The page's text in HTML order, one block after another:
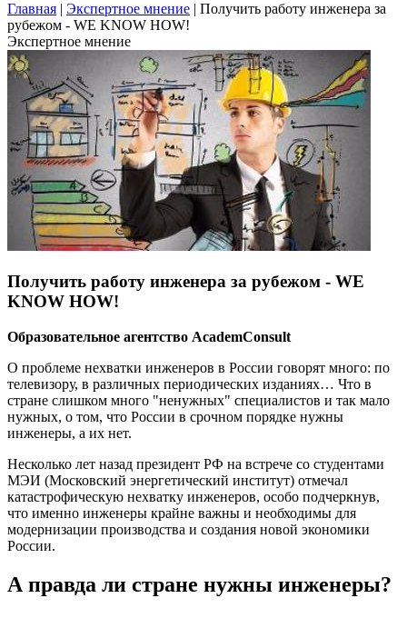
Главная | Экспертное мнение | Получить работу инженера за
рубежом - WE KNOW HOW!
Экспертное мнение
Получить работу инженера за рубежом - WE
KNOW HOW!
Образовательное агентство AcademConsult
О проблеме нехватки инженеров в России говорят много: по
телевизору, в различных периодических изданиях… Что в
стране слишком много "ненужных" специалистов и так мало
нужных, о том, что России в срочном порядке нужны
инженеры, а их нет.
Несколько лет назад президент РФ на встрече со студентами
МЭИ (Московский энергетический институт) отмечал
катастрофическую нехватку инженеров, особо подчеркнув,
что именно инженеры крайне важны и необходимы для
модернизации производства и создания новой экономики
России.
А правда ли стране нужны инженеры?